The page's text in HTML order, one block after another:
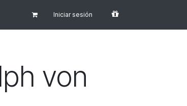
Iniciar sesión
von